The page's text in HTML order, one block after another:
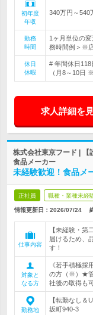
初年度
年収
340万円～540
勤務
時間
1ヶ月単位の
務時間例＞※
休日
休暇
# 年間休日
（月8～10日
求人詳細を
株式会社東京フード | 【
食品メーカー
未経験歓迎！食品メ
正社員 職種・業種未経
情報更新日：2026/07/24
仕事内容
【未経験・第
届けるため、
す！
対象と
なる方
《若手積極
の方（※）★管
社後の取得も
勤務地
【転勤なし＆
坂町940-3